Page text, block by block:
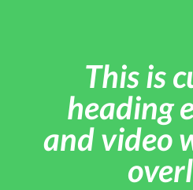
This is
heading
and video